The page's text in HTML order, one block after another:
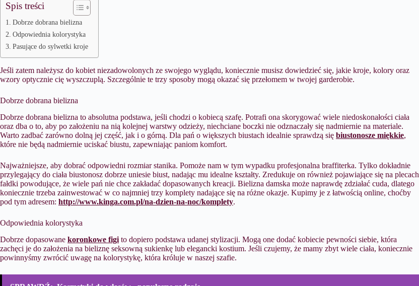
Spis treści
Dobrze dobrana bielizna
Odpowiednia kolorystyka
Pasujące do sylwetki kroje
Jeśli zatem należysz do kobiet niezadowolonych ze swojego wyglądu, koniecznie musisz dowiedzieć się, jakie kroje, kolory oraz
wzory optycznie cię wyszczuplą. Szczególnie te trzy sposoby mogą okazać się przełomem w twojej garderobie.
Dobrze dobrana bielizna
Dobrze dobrana bielizna to absolutna podstawa, jeśli chodzi o kobiecą szafę. Potrafi ona skorygować wiele niedoskonałości ciała
oraz dba o to, aby po założeniu na nią kolejnej warstwy odzieży, niechciane boczki nie odznaczały się nadmiernie na materiale.
Warto zadbać zarówno dolną jej część, jak i o górną. Dla pań o większych biustach idealnie sprawdzą się biustonosze miękkie,
które nie będą nadmiernie uciskać biustu, zapewniając paniom komfort.
Najważniejsze, aby dobrać odpowiedni rozmiar stanika. Pomoże nam w tym wypadku profesjonalna braffiterka. Tylko dokładnie
przylegający do ciała biustonosz dobrze uniesie biust, nadając mu idealne kształty. Zredukuje on również pojawiające się na plecach
fałdki powodujące, że wiele pań nie chce zakładać dopasowanych kreacji. Bielizna damska może naprawdę zdziałać cuda, dlatego
koniecznie trzeba zainwestować w co najmniej trzy komplety nadające się na różne okazje. Kupimy je z łatwością online, choćby
pod tym adresem: http://www.kinga.com.pl/na-dzien-na-noc/komplety.
Odpowiednia kolorystyka
Dobrze dopasowane koronkowe figi to dopiero podstawa udanej stylizacji. Mogą one dodać kobiecie pewności siebie, która
zachęci je do założenia na bieliznę seksowną sukienkę lub elegancki kostium. Jeśli czujemy, że mamy zbyt wiele ciała, koniecznie
powinnyśmy zwrócić uwagę na kolorystykę, która króluje w naszej szafie.